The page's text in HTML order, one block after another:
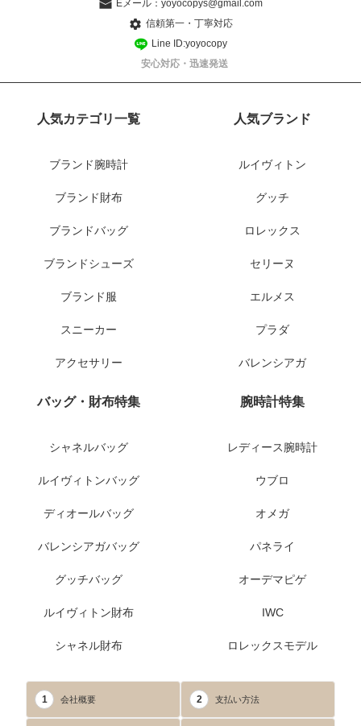
Eメール： yoyocopys@gmail.com
信頼第一・丁寧対応
Line ID:yoyocopy
安心対応・迅速発送
人気カテゴリ一覧
ブランド腕時計
ブランド財布
ブランドバッグ
ブランドシューズ
ブランド服
スニーカー
アクセサリー
人気ブランド
ルイヴィトン
グッチ
ロレックス
セリーヌ
エルメス
プラダ
バレンシアガ
バッグ・財布特集
シャネルバッグ
ルイヴィトンバッグ
ディオールバッグ
バレンシアガバッグ
グッチバッグ
ルイヴィトン財布
シャネル財布
腕時計特集
レディース腕時計
ウブロ
オメガ
パネライ
オーデマピゲ
IWC
ロレックスモデル
1 会社概要 2 支払い方法